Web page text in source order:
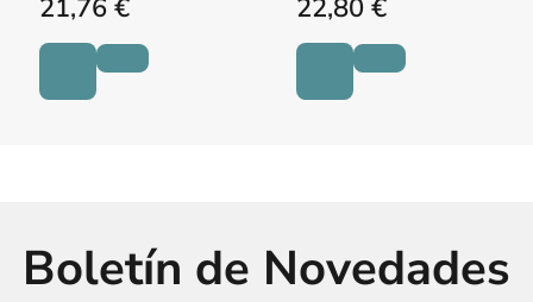
21,76 € 22,80 €
Boletín de Novedades